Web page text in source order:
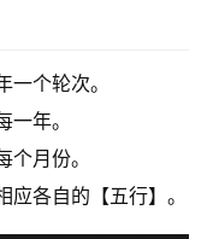
一个轮次。
一年。
个月份。
各自的【五行】。